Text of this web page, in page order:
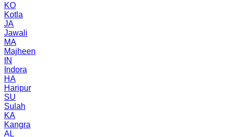
KO
Kotla
JA
Jawali
MA
Majheen
IN
Indora
HA
Haripur
SU
Sulah
KA
Kangra
AL